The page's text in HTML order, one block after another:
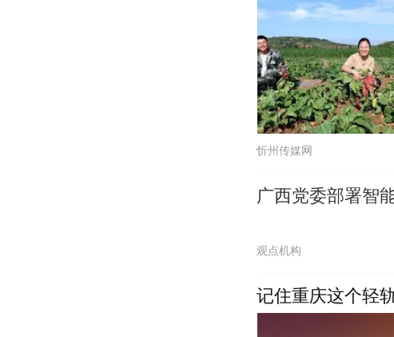
忻州传媒网
广西党委部署智
观点机构
记住重庆这个轻